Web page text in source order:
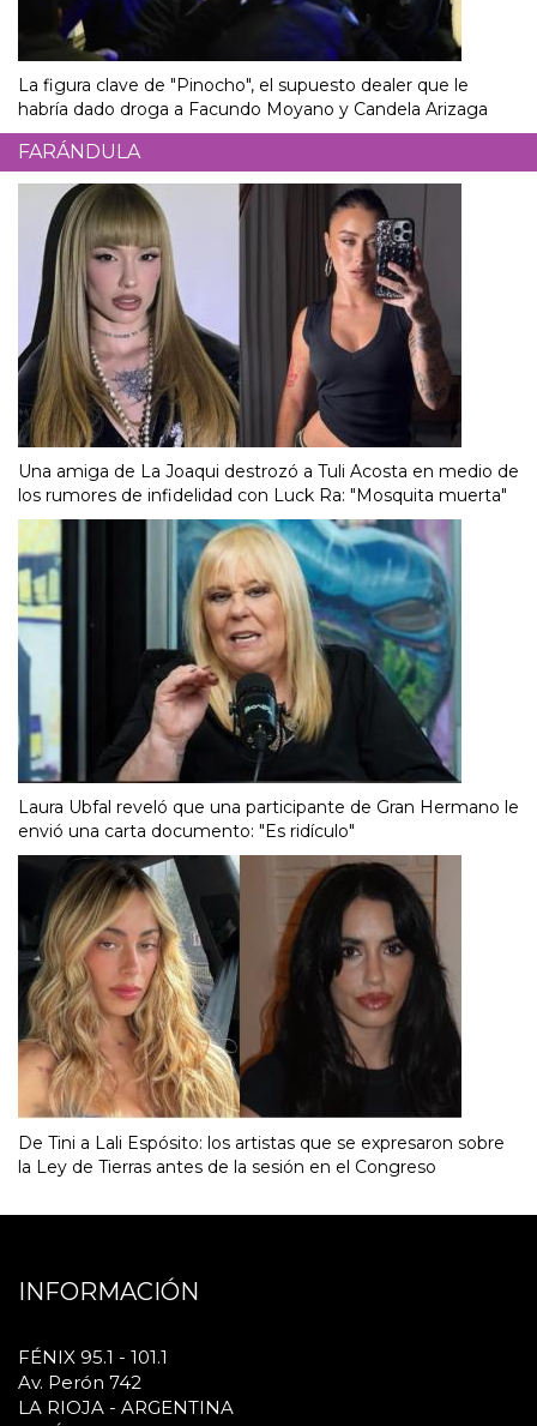
La figura clave de "Pinocho", el supuesto dealer que le
habría dado droga a Facundo Moyano y Candela Arizaga
FARÁNDULA
Una amiga de La Joaqui destrozó a Tuli Acosta en medio de
los rumores de infidelidad con Luck Ra: "Mosquita muerta"
Laura Ubfal reveló que una participante de Gran Hermano le
envió una carta documento: "Es ridículo"
De Tini a Lali Espósito: los artistas que se expresaron sobre
la Ley de Tierras antes de la sesión en el Congreso
INFORMACIÓN
FÉNIX 95.1 - 101.1
Av. Perón 742
LA RIOJA - ARGENTINA